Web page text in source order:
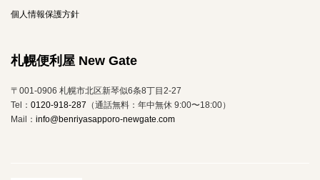
個人情報保護方針
札幌便利屋 New Gate
〒001-0906 札幌市北区新琴似6条8丁目2-27
Tel： 0120-918-287 （通話無料：年中無休 9:00〜18:00）
Mail： info@benriyasapporo-newgate.com